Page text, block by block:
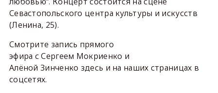
Севастопольского центра культуры и искусств
(Ленина, 25).
Смотрите запись прямого
эфира с Сергеем Мокриенко и
Алёной Зинченко здесь и на наших страницах в
соцсетях.